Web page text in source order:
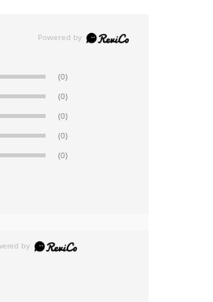
(0)
(0)
(0)
(0)
(0)